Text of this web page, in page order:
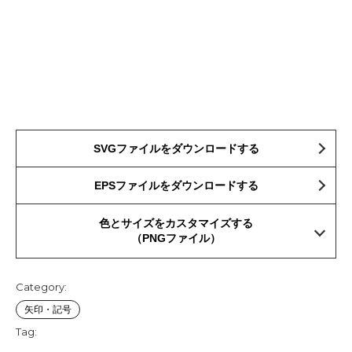
SVGファイルをダウンロードする
EPSファイルをダウンロードする
色とサイズをカスタマイズする
（PNGファイル）
Category:
矢印・記号
Tag: